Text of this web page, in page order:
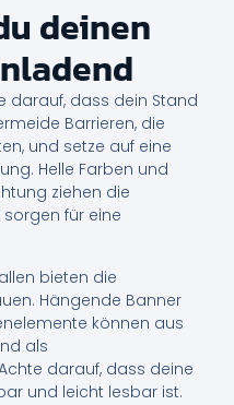
deinen
darauf, dass dein Stand
Barrieren, die
und setze auf eine
Helle Farben und
ziehen die
für eine
bieten die
Hängende Banner
können aus
als
darauf, dass deine
und leicht lesbar ist.